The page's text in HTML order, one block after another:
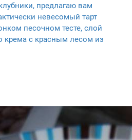
предлагаю вам
невесомый тарт
песочном тесте, слой
крема с красным лесом из